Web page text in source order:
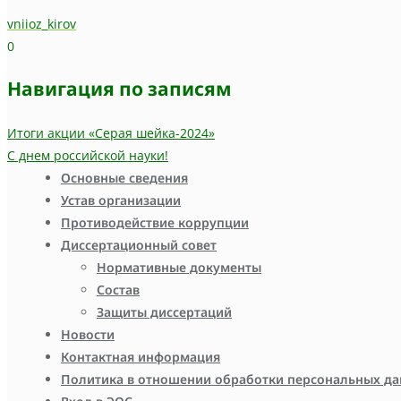
vniioz_kirov
0
Навигация по записям
Итоги акции «Серая шейка-2024»
С днем российской науки!
Основные сведения
Устав организации
Противодействие коррупции
Диссертационный совет
Нормативные документы
Состав
Защиты диссертаций
Новости
Контактная информация
Политика в отношении обработки персональных